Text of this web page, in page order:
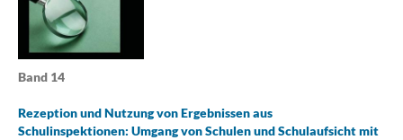
Band 14
Rezeption und Nutzung von Ergebnissen aus
Schulinspektionen: Umgang von Schulen und Schulaufsicht mit